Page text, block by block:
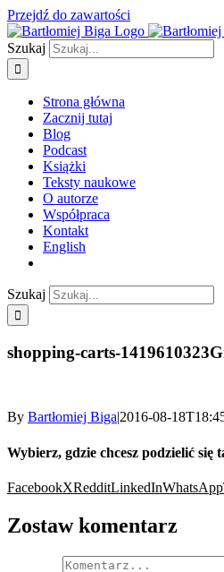
Przejdź do zawartości
Szukaj
Strona główna
Zacznij tutaj
Blog
Podcast
Książki
Teksty naukowe
O autorze
Współpraca
Kontakt
English
Szukaj
shopping-carts-
By Bartłomiej Biga|2016-08-
Wybierz, gdzie chcesz podzielić się
FacebookXRedditLinkedInWhatsApp
Zostaw komentarz